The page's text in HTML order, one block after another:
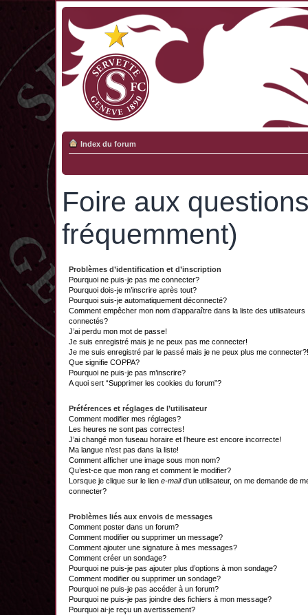
Index du forum
Foire aux
fréquemment)
Problèmes d’identification et d’inscription
Pourquoi ne puis-je pas me connecter?
Pourquoi dois-je m’inscrire après tout?
Pourquoi suis-je automatiquement déconnecté?
Comment empêcher mon nom d’apparaître dans la liste des utilisateurs
connectés?
J’ai perdu mon mot de passe!
Je suis enregistré mais je ne peux pas me connecter!
Je me suis enregistré par le passé mais je ne peux plus me connecter?!
Que signifie COPPA?
Pourquoi ne puis-je pas m’inscrire?
A quoi sert “Supprimer les cookies du forum”?
Préférences et réglages de l’utilisateur
Comment modifier mes réglages?
Les heures ne sont pas correctes!
J’ai changé mon fuseau horaire et l’heure est encore incorrecte!
Ma langue n’est pas dans la liste!
Comment afficher une image sous mon nom?
Qu’est-ce que mon rang et comment le modifier?
Lorsque je clique sur le lien e-maild’un utilisateur, on me demande de
connecter?
Problèmes liés aux envois de messages
Comment poster dans un forum?
Comment modifier ou supprimer un message?
Comment ajouter une signature à mes messages?
Comment créer un sondage?
Pourquoi ne puis-je pas ajouter plus d’options à mon sondage?
Comment modifier ou supprimer un sondage?
Pourquoi ne puis-je pas accéder à un forum?
Pourquoi ne puis-je pas joindre des fichiers à mon message?
Pourquoi ai-je reçu un avertissement?